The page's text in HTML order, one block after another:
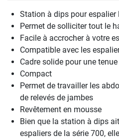
Station à dips pour espalier
Permet de solliciter tout le
Facile à accrocher à votre
Compatible avec les
Cadre solide pour une
Compact
Permet de travailler les
de relevés de jambes
Revêtement en mousse
Bien que la station à dips
espaliers de la série 700,